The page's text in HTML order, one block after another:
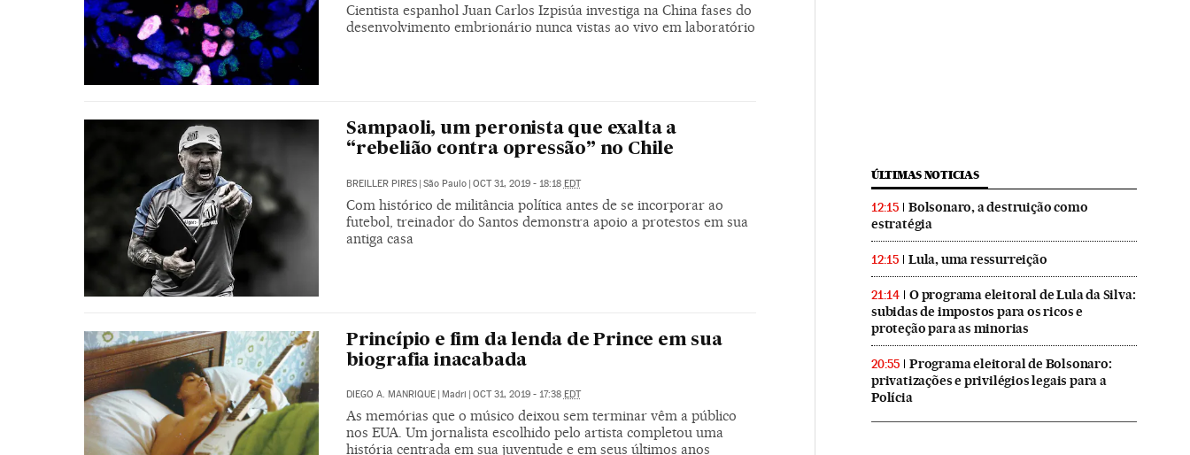
Cientista espanhol Juan Carlos Izpisúa investiga na China fases do
desenvolvimento embrionário nunca vistas ao vivo em laboratório
Sampaoli, um peronista que exalta a
“rebelião contra opressão” no Chile
BREILLER PIRES | São Paulo | OCT 31, 2019 - 18:18 EDT
Com histórico de militância política antes de se incorporar ao
futebol, treinador do Santos demonstra apoio a protestos em sua
antiga casa
Princípio e fim da lenda de Prince em sua
biografia inacabada
DIEGO A. MANRIQUE Madri OCT 31, 2019 - 17:38 EDT
As memórias que o músico deixou sem terminar vêm a público
nos EUA. Um jornalista escolhido pelo artista completou uma
história centrada em sua juventude e em seus últimos anos
ÚLTIMAS NOTICIAS
12:15
Bolsonaro, a destruição como
estratégia
12:15 Lula, uma ressurreição
21:14
O programa eleitoral de Lula da Silva:
subidas de impostos para os ricos e
proteção para as minorias
20:55
Programa eleitoral de Bolsonaro:
privatizações e privilégios legais para a
Polícia